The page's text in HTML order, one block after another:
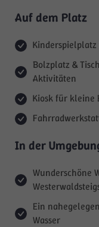
Auf dem Platz
Bolzplatz &
Aktivitäten
Kiosk für kleine
In der
Wunderschöne
Ein
Wasser